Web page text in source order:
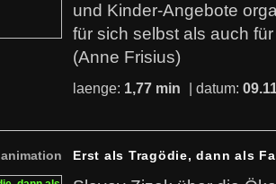
und Kinder-Angebote
für sich selbst als auch
(Anne Frisius)
laenge: 1,77 min | datum:
animation Erst als Tragödie, dann als